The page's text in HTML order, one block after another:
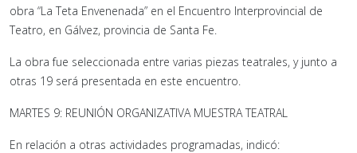
obra “La Teta Envenenada” en el Encuentro Interprovincial de
Teatro, en Gálvez, provincia de Santa Fe.
La obra fue seleccionada entre varias piezas teatrales, y junto a
otras 19 será presentada en este encuentro.
MARTES 9: REUNIÓN ORGANIZATIVA MUESTRA TEATRAL
En relación a otras actividades programadas, indicó: